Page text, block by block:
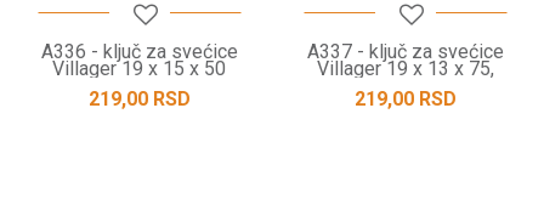
A336 - ključ za svećice
Villager 19 x 15 x 50
219,00 RSD
A337 - ključ za svećice
Villager 19 x 13 x 75,
TORX
219,00 RSD